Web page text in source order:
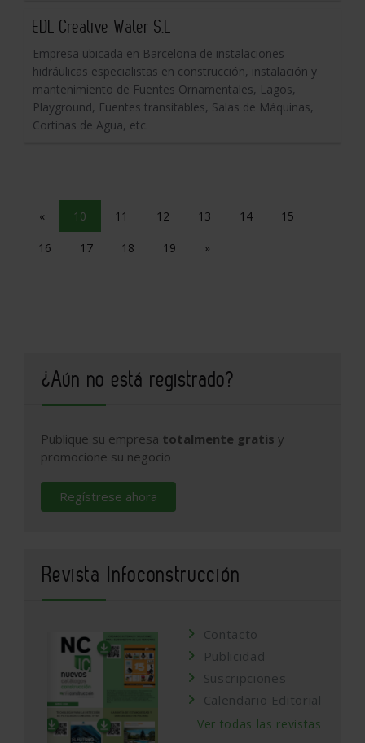
EDL Creative Water S.L
Empresa ubicada en Barcelona de instalaciones
hidráulicas especialistas en construcción, instalación y
mantenimiento de Fuentes Ornamentales, Lagos,
Playground, Fuentes transitables, Salas de Máquinas,
Cortinas de Agua, etc.
« 10 11 12 13 14 15
16 17 18 19 »
¿Aún no está registrado?
Publique su empresa totalmente gratis y
promocione su negocio
Regístrese ahora
Revista Infoconstrucción
Contacto
Publicidad
Suscripciones
Calendario Editorial
Ver todas las revistas